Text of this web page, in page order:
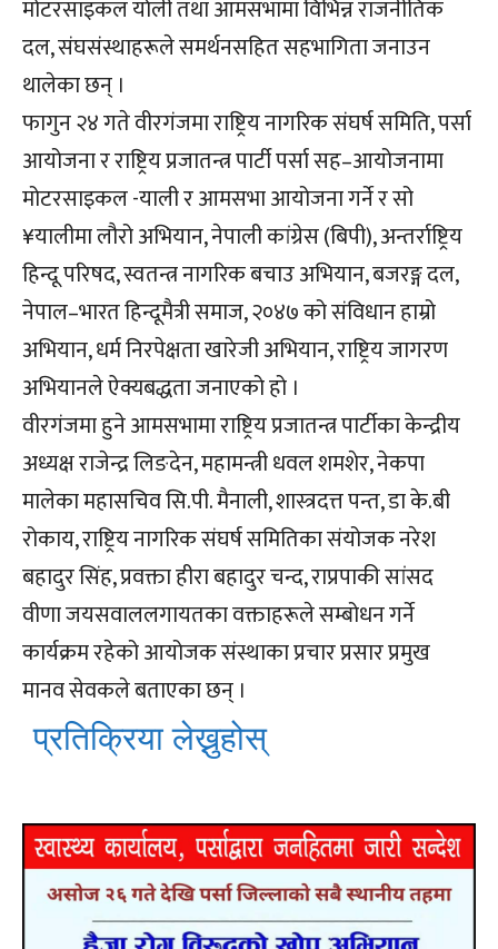
मोटरसाइकल र्याली तथा आमसभामा विभिन्न राजनीतिक
दल, संघसंस्थाहरूले समर्थनसहित सहभागिता जनाउन
थालेका छन् ।
फागुन २४ गते वीरगंजमा राष्ट्रिय नागरिक संघर्ष समिति, पर्सा
आयोजना र राष्ट्रिय प्रजातन्त्र पार्टी पर्सा सह–आयोजनामा
मोटरसाइकल -याली र आमसभा आयोजना गर्ने र सो
¥यालीमा लौरो अभियान, नेपाली कांग्रेस (बिपी), अन्तर्राष्ट्रिय
हिन्दू परिषद, स्वतन्त्र नागरिक बचाउ अभियान, बजरङ्ग दल,
नेपाल–भारत हिन्दूमैत्री समाज, २०४७ को संविधान हाम्रो
अभियान, धर्म निरपेक्षता खारेजी अभियान, राष्ट्रिय जागरण
अभियानले ऐक्यबद्धता जनाएको हो ।
वीरगंजमा हुने आमसभामा राष्ट्रिय प्रजातन्त्र पार्टीका केन्द्रीय
अध्यक्ष राजेन्द्र लिङदेन, महामन्त्री धवल शमशेर, नेकपा
मालेका महासचिव सि.पी. मैनाली, शास्त्रदत्त पन्त, डा के.बी
रोकाय, राष्ट्रिय नागरिक संघर्ष समितिका संयोजक नरेश
बहादुर सिंह, प्रवक्ता हीरा बहादुर चन्द, राप्रपाकी सांसद
वीणा जयसवाललगायतका वक्ताहरूले सम्बोधन गर्ने
कार्यक्रम रहेको आयोजक संस्थाका प्रचार प्रसार प्रमुख
मानव सेवकले बताएका छन् ।
प्रतिक्रिया लेख्नुहोस्